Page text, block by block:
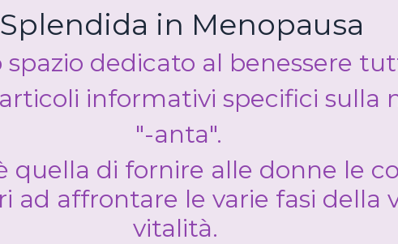
Splendida in Menopausa
dedicato al benessere
informativi specifici sulla
"-anta".
quella di fornire alle donne le
ad affrontare le varie fasi della
vitalità.